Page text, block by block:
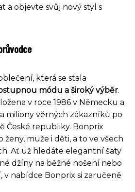
a objevte svůj nový styl s
která se stala
módu a široký výběr.
v roce 1986 v Německu a
miliony věrných zákazníků po
České republiky. Bonprix
muže i děti, a to ve všech
Ať už hledáte elegantní šaty
džíny na běžné nošení nebo
nabídce Bonprix si zaručeně